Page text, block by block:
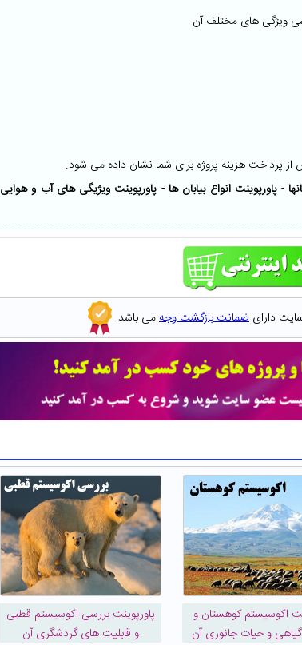
ویژگی های مختلف آن
پرداخت هزینه پروژه برای شما نشان داده می شود.
-پاورپوینت انواع بیابان ها - پاورپوینت ویژیگی های آب و هوایی
دارای ضمانت بازگشت وجهمی باشد.
اکوسيستم کوهستان و
و حیات جانوری آن
پاورپوینت بررسی اکوسیستم قطبی
و قابلیت های گردشگری آن